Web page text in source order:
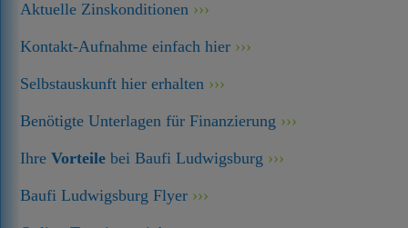
Aktuelle Zinskonditionen
Kontakt-Aufnahme einfach hier
Selbstauskunft hier erhalten
Benötigte Unterlagen für Finanzierung
IhreVorteile bei Baufi Ludwigsburg
Baufi Ludwigsburg Flyer